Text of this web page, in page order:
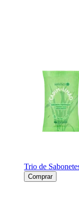
Trio de
Comprar